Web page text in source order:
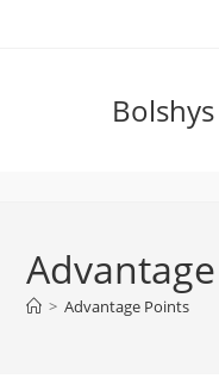
> Advantage Points